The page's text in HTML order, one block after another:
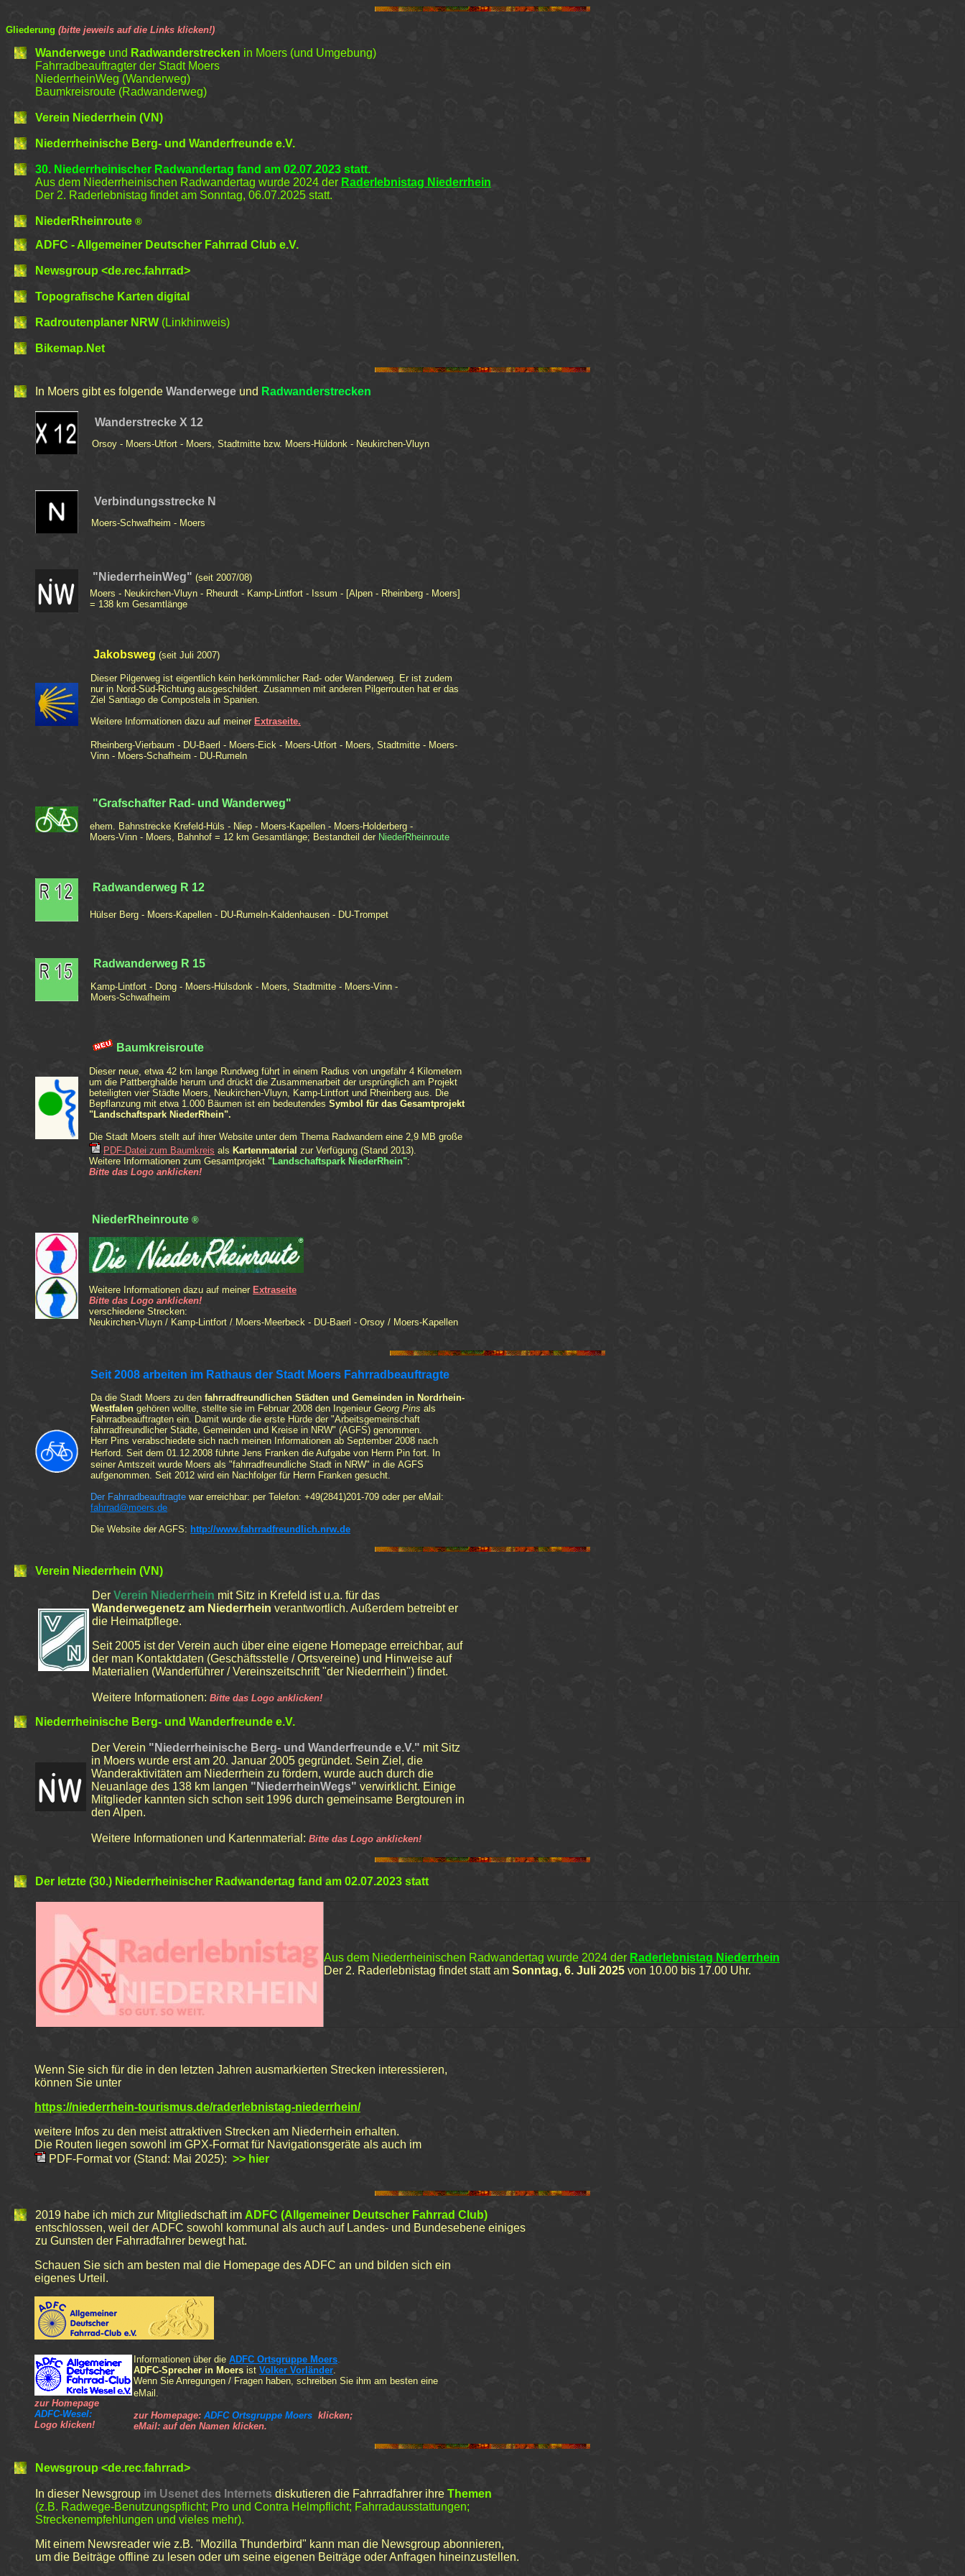
Gliederung (bitte jeweils auf die Links klicken!)
Wanderwege und Radwanderstrecken in Moers (und Umgebung)
Fahrradbeauftragter der Stadt Moers
NiederrheinWeg (Wanderweg)
Baumkreisroute (Radwanderweg)
Verein Niederrhein (VN)
Niederrheinische Berg- und Wanderfreunde e.V.
30. Niederrheinischer Radwandertag fand am 02.07.2023 statt.
Aus dem Niederrheinischen Radwandertag wurde 2024 der Raderlebnistag Niederrhein
Der 2. Raderlebnistag findet am Sonntag, 06.07.2025 statt.
NiederRheinroute ®
ADFC - Allgemeiner Deutscher Fahrrad Club e.V.
Newsgroup <de.rec.fahrrad>
Topografische Karten digital
Radroutenplaner NRW (Linkhinweis)
Bikemap.Net
In Moers gibt es folgende Wanderwege und Radwanderstrecken
Wanderstrecke X 12
Orsoy - Moers-Utfort - Moers, Stadtmitte bzw. Moers-Hüldonk - Neukirchen-Vluyn
Verbindungsstrecke N
Moers-Schwafheim - Moers
"NiederrheinWeg" (seit 2007/08)
Moers - Neukirchen-Vluyn - Rheurdt - Kamp-Lintfort - Issum - [Alpen - Rheinberg - Moers]
= 138 km Gesamtlänge
Jakobsweg (seit Juli 2007)
Dieser Pilgerweg ist eigentlich kein herkömmlicher Rad- oder Wanderweg. Er ist zudem
nur in Nord-Süd-Richtung ausgeschildert. Zusammen mit anderen Pilgerrouten hat er das
Ziel Santiago de Compostela in Spanien.
Weitere Informationen dazu auf meiner Extraseite.
Rheinberg-Vierbaum - DU-Baerl - Moers-Eick - Moers-Utfort - Moers, Stadtmitte - Moers-
Vinn - Moers-Schafheim - DU-Rumeln
"Grafschafter Rad- und Wanderweg"
ehem. Bahnstrecke Krefeld-Hüls - Niep - Moers-Kapellen - Moers-Holderberg -
Moers-Vinn - Moers, Bahnhof = 12 km Gesamtlänge; Bestandteil der NiederRheinroute
Radwanderweg R 12
Hülser Berg - Moers-Kapellen - DU-Rumeln-Kaldenhausen - DU-Trompet
Radwanderweg R 15
Kamp-Lintfort - Dong - Moers-Hülsdonk - Moers, Stadtmitte - Moers-Vinn -
Moers-Schwafheim
Baumkreisroute
Dieser neue, etwa 42 km lange Rundweg führt in einem Radius von ungefähr 4 Kilometern
um die Pattberghalde herum und drückt die Zusammenarbeit der ursprünglich am Projekt
beteiligten vier Städte Moers, Neukirchen-Vluyn, Kamp-Lintfort und Rheinberg aus. Die
Bepflanzung mit etwa 1.000 Bäumen ist ein bedeutendes Symbol für das Gesamtprojekt
"Landschaftspark NiederRhein".
Die Stadt Moers stellt auf ihrer Website unter dem Thema Radwandern eine 2,9 MB große
PDF-Datei zum Baumkreis als Kartenmaterial zur Verfügung (Stand 2013).
Weitere Informationen zum Gesamtprojekt "Landschaftspark NiederRhein":
Bitte das Logo anklicken!
NiederRheinroute ®
Weitere Informationen dazu auf meiner Extraseite
Bitte das Logo anklicken!
verschiedene Strecken:
Neukirchen-Vluyn / Kamp-Lintfort / Moers-Meerbeck - DU-Baerl - Orsoy / Moers-Kapellen
Seit 2008 arbeiten im Rathaus der Stadt Moers Fahrradbeauftragte
Da die Stadt Moers zu den fahrradfreundlichen Städten und Gemeinden in Nordrhein-
Westfalen gehören wollte, stellte sie im Februar 2008 den Ingenieur Georg Pins als
Fahrradbeauftragten ein. Damit wurde die erste Hürde der "Arbeitsgemeinschaft
fahrradfreundlicher Städte, Gemeinden und Kreise in NRW" (AGFS) genommen.
Herr Pins verabschiedete sich nach meinen Informationen ab September 2008 nach
Herford. Seit dem 01.12.2008 führte Jens Franken die Aufgabe von Herrn Pin fort. In
seiner Amtszeit wurde Moers als "fahrradfreundliche Stadt in NRW" in die AGFS
aufgenommen. Seit 2012 wird ein Nachfolger für Herrn Franken gesucht.
Der Fahrradbeauftragte war erreichbar: per Telefon: +49(2841)201-709 oder per eMail:
fahrrad@moers.de
Die Website der AGFS: http://www.fahrradfreundlich.nrw.de
Verein Niederrhein (VN)
Der Verein Niederrhein mit Sitz in Krefeld ist u.a. für das
Wanderwegenetz am Niederrhein verantwortlich. Außerdem betreibt er
die Heimatpflege.
Seit 2005 ist der Verein auch über eine eigene Homepage erreichbar, auf
der man Kontaktdaten (Geschäftsstelle / Ortsvereine) und Hinweise auf
Materialien (Wanderführer / Vereinszeitschrift "der Niederrhein") findet.
Weitere Informationen: Bitte das Logo anklicken!
Niederrheinische Berg- und Wanderfreunde e.V.
Der Verein " Niederrheinische Berg- und Wanderfreunde e.V." mit Sitz
in Moers wurde erst am 20. Januar 2005 gegründet. Sein Ziel, die
Wanderaktivitäten am Niederrhein zu fördern, wurde auch durch die
Neuanlage des 138 km langen "NiederrheinWegs" verwirklicht. Einige
Mitglieder kannten sich schon seit 1996 durch gemeinsame Bergtouren in
den Alpen.
Weitere Informationen und Kartenmaterial: Bitte das Logo anklicken!
Der letzte (30.) Niederrheinischer Radwandertag fand am 02.07.2023 statt
Aus dem Niederrheinischen Radwandertag wurde 2024 der Raderlebnistag Niederrhein
Der 2. Raderlebnistag findet statt am Sonntag, 6. Juli 2025 von 10.00 bis 17.00 Uhr.
Wenn Sie sich für die in den letzten Jahren ausmarkierten Strecken interessieren,
können Sie unter
https://niederrhein-tourismus.de/raderlebnistag-niederrhein/
weitere Infos zu den meist attraktiven Strecken am Niederrhein erhalten.
Die Routen liegen sowohl im GPX-Format für Navigationsgeräte als auch im
PDF-Format vor (Stand: Mai 2025): >> hier
2019 habe ich mich zur Mitgliedschaftim ADFC (Allgemeiner Deutscher Fahrrad Club)
entschlossen, weil der ADFC sowohl kommunal als auch auf Landes- und Bundesebene einiges
zu Gunsten der Fahrradfahrer bewegt hat.
Schauen Sie sich am besten mal die Homepage des ADFC an und bilden sich ein
eigenes Urteil.
zur Homepage
ADFC-Wesel:
Logo klicken!
Informationen über die ADFC Ortsgruppe Moers.
ADFC-Sprecher in Moers ist Volker Vorländer.
Wenn Sie Anregungen / Fragen haben, schreiben Sie ihm am besten eine
eMail.
zur Homepage: ADFC Ortsgruppe Moers klicken;
eMail: auf den Namen klicken.
Newsgroup <de.rec.fahrrad>
In dieser Newsgroup im Usenet des Internets diskutieren die Fahrradfahrer ihre Themen
(z.B. Radwege-Benutzungspflicht; Pro und Contra Helmpflicht; Fahrradausstattungen;
Streckenempfehlungen und vieles mehr).
Mit einem Newsreader wie z.B. "Mozilla Thunderbird" kann man die Newsgroup abonnieren,
um die Beiträge offline zu lesen oder um seine eigenen Beiträge oder Anfragen hineinzustellen.